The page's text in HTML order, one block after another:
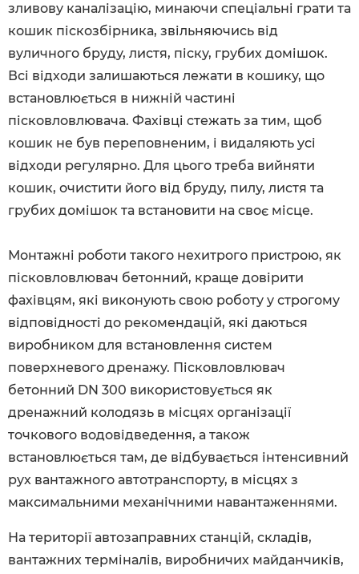
зливову каналізацію, минаючи спеціальні грати та
кошик піскозбірника, звільняючись від
вуличного бруду, листя, піску, грубих домішок.
Всі відходи залишаються лежати в кошику, що
встановлюється в нижній частині
пісковловлювача. Фахівці стежать за тим, щоб
кошик не був переповненим, і видаляють усі
відходи регулярно. Для цього треба вийняти
кошик, очистити його від бруду, пилу, листя та
грубих домішок та встановити на своє місце.
Монтажні роботи такого нехитрого пристрою, як
пісковловлювач бетонний, краще довірити
фахівцям, які виконують свою роботу у строгому
відповідності до рекомендацій, які даються
виробником для встановлення систем
поверхневого дренажу. Пісковловлювач
бетонний DN 300 використовується як
дренажний колодязь в місцях організації
точкового водовідведення, а також
встановлюється там, де відбувається інтенсивний
рух вантажного автотранспорту, в місцях з
максимальними механічними навантаженнями.
На території автозаправних станцій, складів,
вантажних терміналів, виробничих майданчиків,